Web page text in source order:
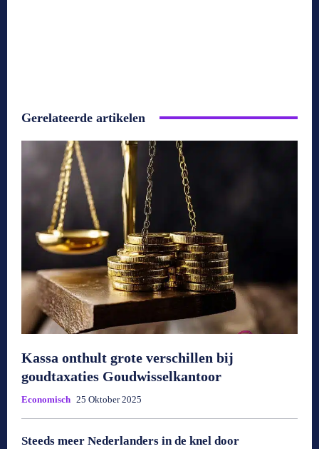
Gerelateerde artikelen
Kassa onthult grote verschillen bij
goudtaxaties Goudwisselkantoor
Economisch 25 Oktober 2025
Steeds meer Nederlanders in de knel door